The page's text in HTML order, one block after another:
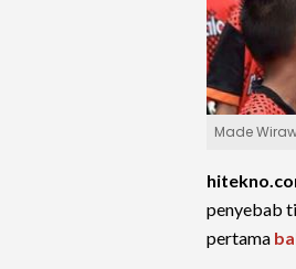
Made
penyebab
pertama